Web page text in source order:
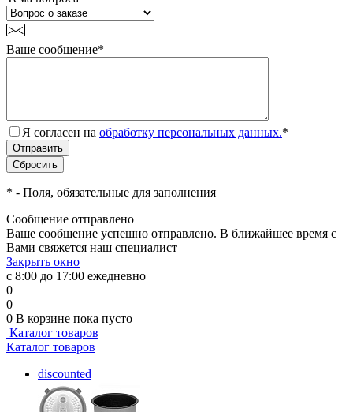
Ваше сообщение*
Я согласен на обработку персональных данных.*
* - Поля, обязательные для заполнения
Сообщение отправлено
Ваше сообщение успешно отправлено. В ближайшее время с
Вами свяжется наш специалист
Закрыть окно
с 8:00 до 17:00 ежедневно
0
0
0 В корзине пока пусто
Каталог товаров
Каталог товаров
discounted